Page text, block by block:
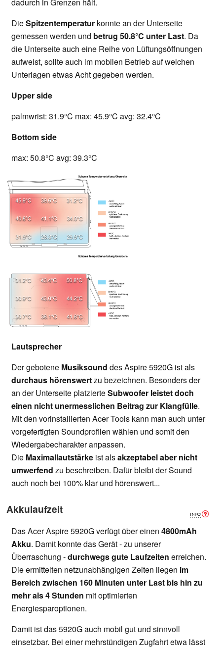
dadurch in Grenzen hält.
DieSpitzentemperatur konnte an der Unterseite
gemessen werden und betrug 50.8°C unter Last. Da
die Unterseite auch eine Reihe von Lüftungsöffnungen
aufweist, sollte auch im mobilen Betrieb auf weichen
Unterlagen etwas Acht gegeben werden.
Upper side
palmwrist: 31.9°C max: 45.9°C avg: 32.4°C
Bottom side
max: 50.8°C avg: 39.3°C
Lautsprecher
Der gebotene Musiksound des Aspire 5920G ist als
durchaus hörenswertzu bezeichnen. Besonders der
an der Unterseite platzierteSubwoofer leistet doch
einen nicht unermesslichen Beitrag zur Klangfülle.
Mit den vorinstallierten Acer Tools kann man auch unter
vorgefertigten Soundprofilen wählen und somit den
Wiedergabecharakter anpassen.
Die Maximallautstärke ist alsakzeptabel aber nicht
umwerfend zu beschreiben. Dafür bleibt der Sound
auch noch bei 100% klar und hörenswert...
Akkulaufzeit
Das Acer Aspire 5920G verfügt über einen 4800mAh
Akku. Damit konnte das Gerät - zu unserer
Überraschung -durchwegs gute Laufzeiten erreichen.
Die ermittelten netzunabhängigen Zeiten liegen im
Bereich zwischen 160 Minuten unter Last bis hin zu
mehr als 4 Stunden mit optimierten
Energiesparoptionen.
Damit ist das 5920G auch mobil gut und sinnvoll
einsetzbar. Bei einer mehrstündigen Zugfahrt etwa lässt